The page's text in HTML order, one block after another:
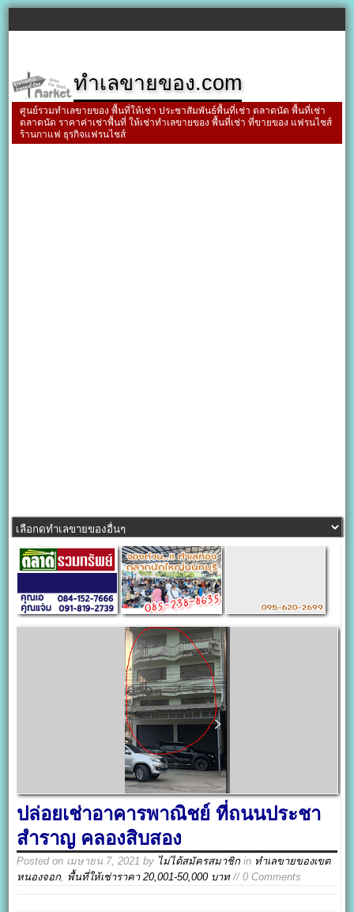
ทำเลขายของ.com
ศูนย์รวมทำเลขายของ พื้นที่ให้เช่า ประชาสัมพันธ์พื้นที่เช่า ตลาดนัด พื้นที่เช่า
ตลาดนัด ราคาค่าเช่าพื้นที่ ให้เช่าทำเลขายของ พื้นที่เช่า ที่ขายของ แฟรนไชส์
ร้านกาแฟ ธุรกิจแฟรนไชส์
ปล่อยเช่าอาคารพาณิชย์ ที่ถนนประชา
สำราญ คลองสิบสอง
Posted on เมษายน 7, 2021 by ไม่ได้สมัครสมาชิก in ทำเลขายของเขต
หนองจอก, พื้นที่ให้เช่าราคา 20,001-50,000 บาท// 0 Comments